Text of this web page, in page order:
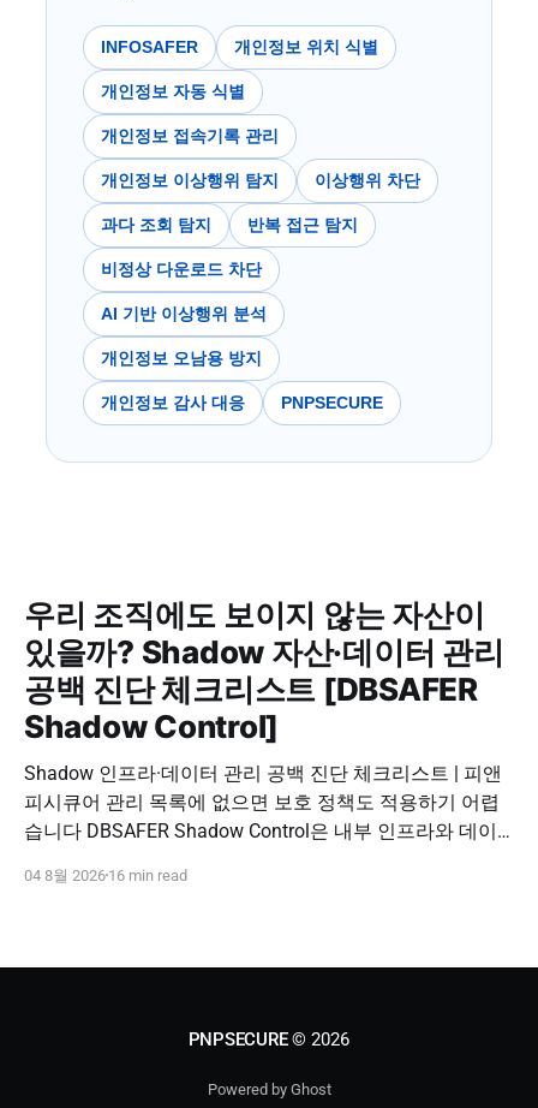
INFOSAFER 개인정보 위치 식별
개인정보 자동 식별
개인정보 접속기록 관리
개인정보 이상행위 탐지 이상행위 차단
과다 조회 탐지 반복 접근 탐지
비정상 다운로드 차단
AI 기반 이상행위 분석
개인정보 오남용 방지
개인정보 감사 대응 PNPSECURE
우리 조직에도 보이지 않는 자산이
있을까? Shadow 자산·데이터 관리
공백 진단 체크리스트 [DBSAFER
Shadow Control]
Shadow 인프라·데이터 관리 공백 진단 체크리스트 | 피앤
피시큐어 관리 목록에 없으면 보호 정책도 적용하기 어렵
습니다 DBSAFER Shadow Control은 내부 인프라와 데이
나의 보안 운영 흐름으로 제공합니다. DBSAFER Shadow
04 8월 2026 16 min read
PNPSECURE© 2026
Powered by Ghost